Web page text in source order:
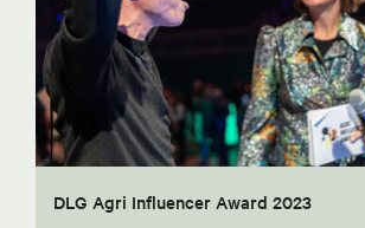
DLG Agri Influencer Award 2023